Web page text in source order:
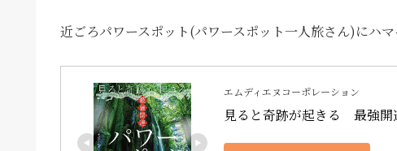
近ごろパワースポット(パワースポット一人旅さん)にハマ
エムディエヌコーポレーション
見ると奇跡が起きる　最強